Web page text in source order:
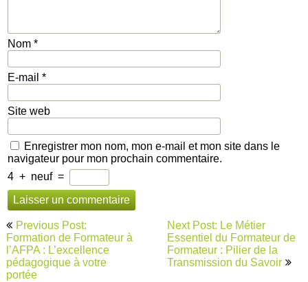
Nom *
E-mail *
Site web
Enregistrer mon nom, mon e-mail et mon site dans le
navigateur pour mon prochain commentaire.
4 + neuf =
Navigation
de
l’article
Previous Post:
Formation de Formateur à
l’AFPA : L’excellence
pédagogique à votre
portée
Next Post: Le Métier
Essentiel du Formateur de
Formateur : Pilier de la
Transmission du Savoir